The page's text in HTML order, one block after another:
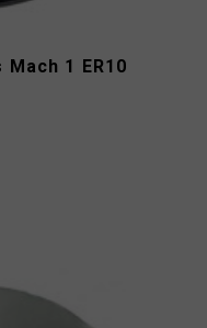
1 ER10